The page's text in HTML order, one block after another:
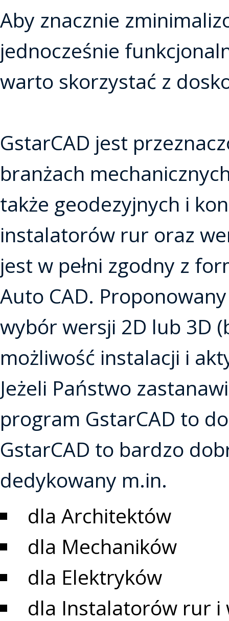
Aby znacznie
jednocześnie
warto skorzystać z
GstarCAD jest
branżach
także geodezyjnych i
instalatorów rur oraz
jest w pełni zgodny z
Auto CAD.
wybór wersji 2D lub 3D
możliwość instalacji i
Jeżeli Państwo
program GstarCAD to
GstarCAD to bardzo
dedykowany m.in.
dla Architektów
dla Mechaników
dla Elektryków
dla Instalatorów rur i